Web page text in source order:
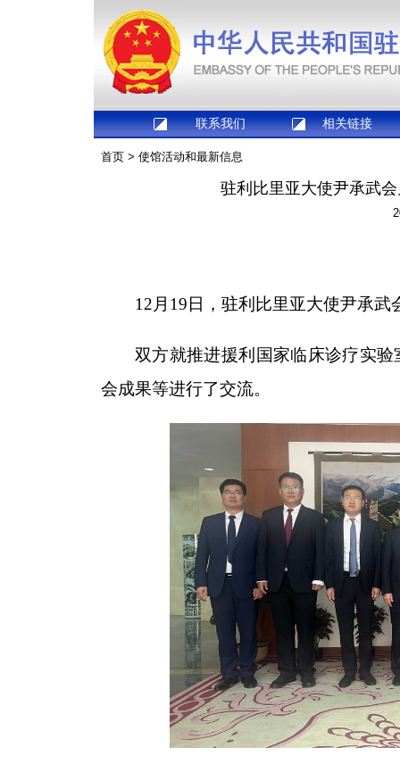
联系我们 相关链接
首页 > 使馆活动和最新信息
驻利比里亚大使尹承武
12月19日，驻利比里亚大使尹承
双方就推进援利国家临床诊疗实
会成果等进行了交流。